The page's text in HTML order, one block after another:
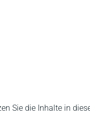
Sie die Inhalte in